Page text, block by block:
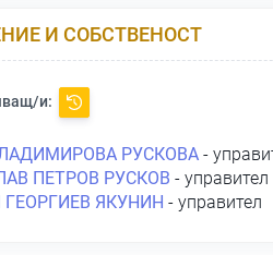
И СОБСТВЕНОСТ
и:
РУСКОВА -
ПЕТРОВ РУСКОВ - управител
ГЕОРГИЕВ ЯКУНИН - управител